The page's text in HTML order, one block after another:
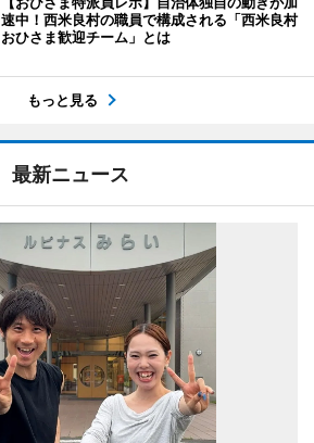
速中！西米良村の職員で構成される「西米良村
おひさま歓迎チーム」とは
もっと見る
最新ニュース